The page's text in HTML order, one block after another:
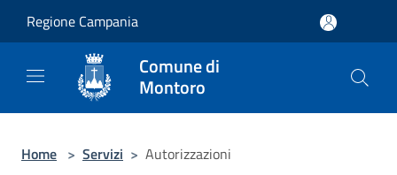
Regione Campania
Comune di
Montoro
Home > Servizi > Autorizzazioni